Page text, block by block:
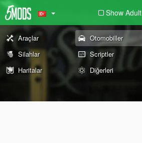
Show Adult
Araçlar Otomobiller
Silahlar
Scriptler
Haritalar
Diğerleri